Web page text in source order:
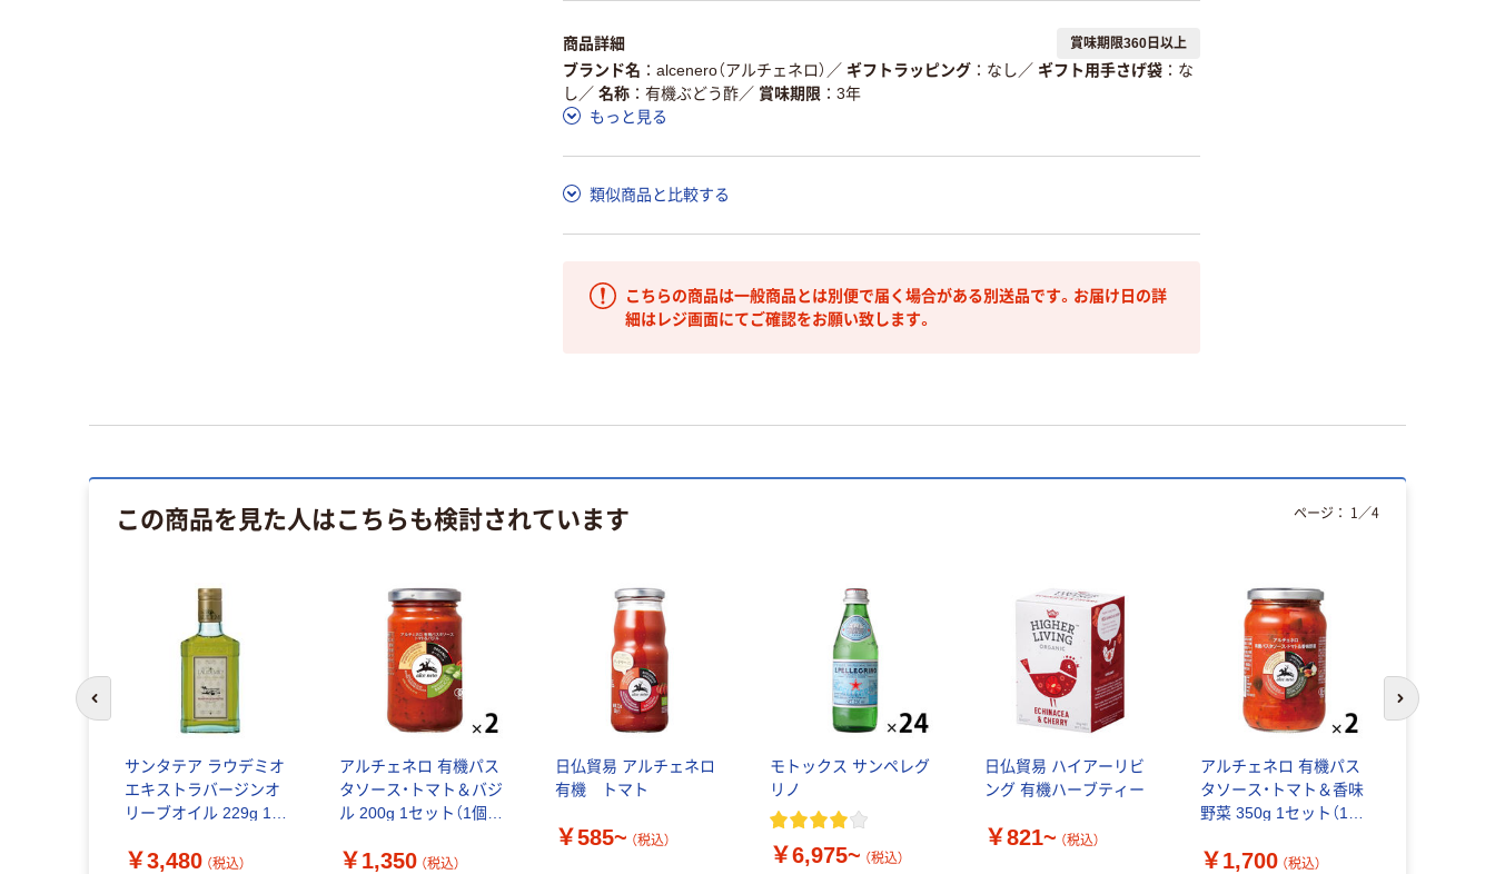
商品詳細 賞味期限360日以上
ブランド名 alcenero（アルチェネロ） ／ ギフトラッピング なし ／ ギフト用手さげ袋
な
し ／ 名称 有機ぶどう酢／ 賞味期限
3年
もっと見る
類似商品と比較する
こちらの商品は一般商品とは別便で届く場合がある別送品です。お届け日の詳
細はレジ画面にてご確認をお願い致します。
この商品を見た人はこちらも検討されています
サンタテア ラウデミオ
エキストラバージンオ
リーブオイル 229g 1個
ギフト
￥3,480 （税込）
アルチェネロ 有機パス
タソース・トマト＆バジ
ル 200g 1セット（1個
オーガニック
￥1,350 （税込）
日仏貿易 アルチェネロ
有機 トマト
￥585~ （税込）
モトックス サンペレグ
リノ
￥6,975~ （税込）
日仏貿易 ハイアーリビ
ング 有機ハーブティー
￥821~ （税込）
アルチェネロ 有機パス
タソース・トマト＆香味
野菜 350g 1セット（1個
オーガニック
￥1,700 （税込）
ページ： 1 ／4
前のスライドへ 次のスライド